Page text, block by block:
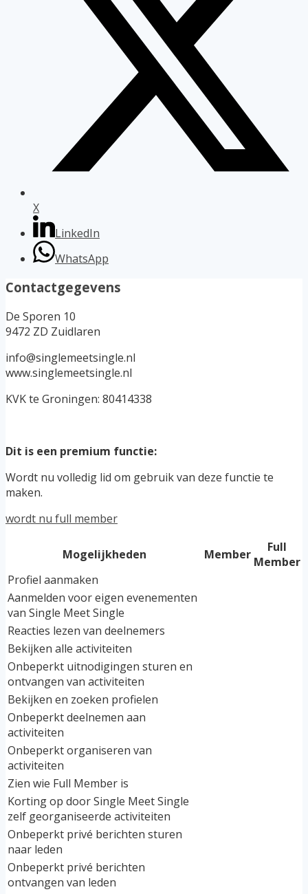
X
LinkedIn
WhatsApp
Contactgegevens
De Sporen 10
9472 ZD Zuidlaren
info@singlemeetsingle.nl
www.singlemeetsingle.nl
KVK te Groningen: 80414338
Dit is een premium functie:
Wordt nu volledig lid om gebruik van deze functie te
maken.
wordt nu full member
Mogelijkheden Member
Full
Member
Profiel aanmaken
Aanmelden voor eigen evenementen
van Single Meet Single
Reacties lezen van deelnemers
Bekijken alle activiteiten
Onbeperkt uitnodigingen sturen en
ontvangen van activiteiten
Bekijken en zoeken profielen
Onbeperkt deelnemen aan
activiteiten
Onbeperkt organiseren van
activiteiten
Zien wie Full Member is
Korting op door Single Meet Single
zelf georganiseerde activiteiten
Onbeperkt privé berichten sturen
naar leden
Onbeperkt privé berichten
ontvangen van leden